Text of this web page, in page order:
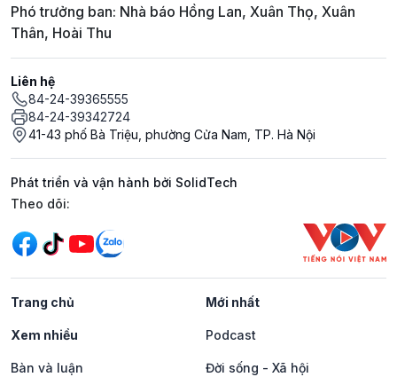
Phó trưởng ban: Nhà báo Hồng Lan, Xuân Thọ, Xuân
Thân, Hoài Thu
Liên hệ
84-24-39365555
84-24-39342724
41-43 phố Bà Triệu, phường Cửa Nam, TP. Hà Nội
Phát triển và vận hành bởi SolidTech
Mạng xã hội
Theo dõi:
Trang chủ Mới nhất
Xem nhiều Podcast
Bàn và luận Đời sống - Xã hội